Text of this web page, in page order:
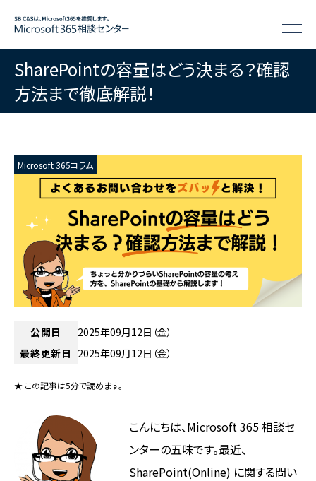
SharePointの容量はどう決まる？確認
方法まで徹底解説！
Microsoft 365コラム
公開日
2025年09月12日（金）
最終更新日 2025年09月12日（金）
★ この記事は5分で読めます。
こんにちは、Microsoft 365 相談セ
ンターの五味です。最近、
SharePoint(Online) に関する問い